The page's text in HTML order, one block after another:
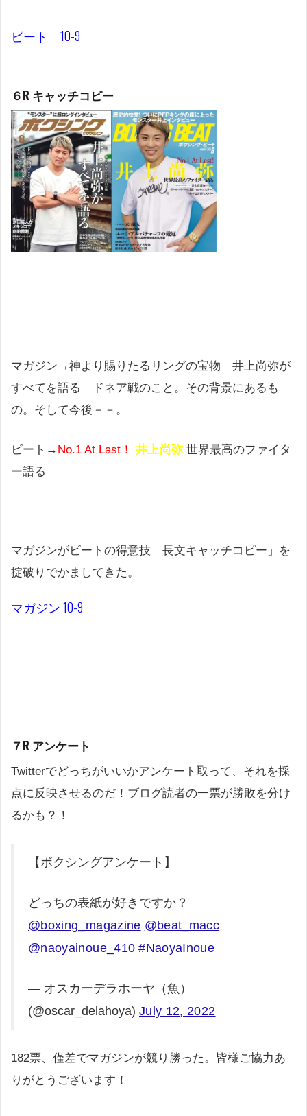
ビート 10-9
６R キャッチコピー
マガジン→神より賜りたるリングの宝物 井上尚弥が
すべてを語る ドネア戦のこと。その背景にあるも
の。そして今後－－。
ビート→ No.1 At Last！ 井上尚弥 世界最高のファイタ
ー語る
マガジンがビートの得意技「長文キャッチコピー」を
掟破りでかましてきた。
マガジン 10-9
７R アンケート
Twitterでどっちがいいかアンケート取って、それを採
点に反映させるのだ！ブログ読者の一票が勝敗を分け
るかも？！
【ボクシングアンケート】
どっちの表紙が好きですか？
@boxing_magazine @beat_macc
@naoyainoue_410 #NaoyaInoue
— オスカーデラホーヤ（魚）
(@oscar_delahoya) July 12, 2022
182票、僅差でマガジンが競り勝った。皆様ご協力あ
りがとうございます！